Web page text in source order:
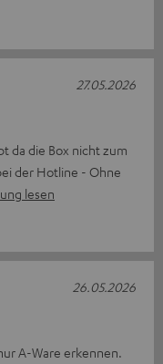
da die Box nicht zum
der Hotline - Ohne
lesen
27.05.2026
A-Ware erkennen.
26.05.2026